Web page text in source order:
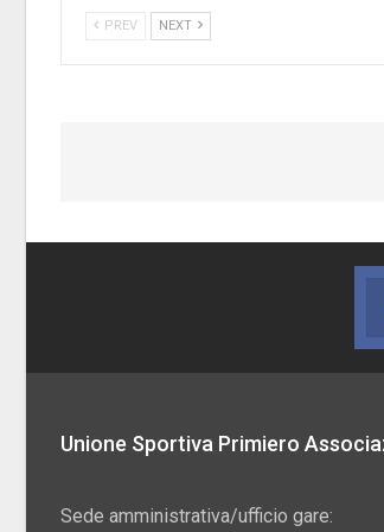
PREV NEXT
Unione Sportiva Primiero
Sede amministrativa/ufficio gare: